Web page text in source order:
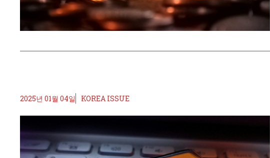
2025년 01월 04일 KOREA ISSUE